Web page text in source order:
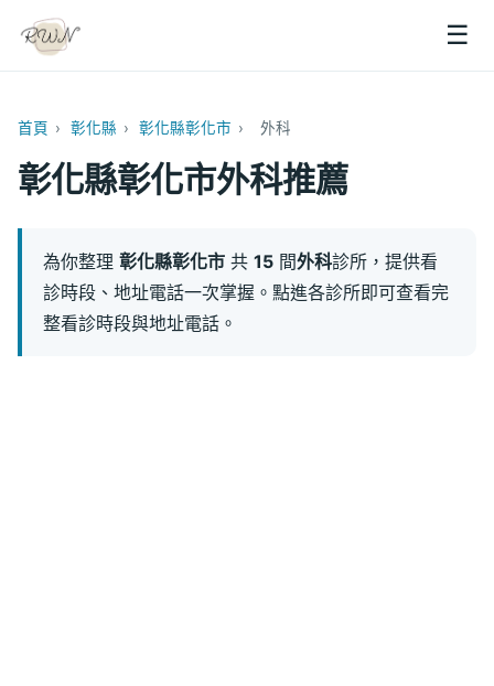
☰
首頁 › 彰化縣 › 彰化縣彰化市 › 外科
彰化縣彰化市外科推薦
為你整理彰化縣彰化市 共15 間外科診所，提供看
診時段、地址電話一次掌握。點進各診所即可查看完
整看診時段與地址電話。